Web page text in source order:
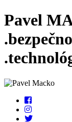
Pavel